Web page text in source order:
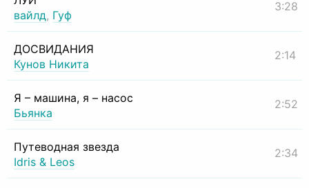
вайлд, Гуф
3:28
ДОСВИДАНИЯ
Кунов Никита
2:14
Я – машина, я – насос
Бьянка
2:52
Путеводная звезда
Idris & Leos
2:34